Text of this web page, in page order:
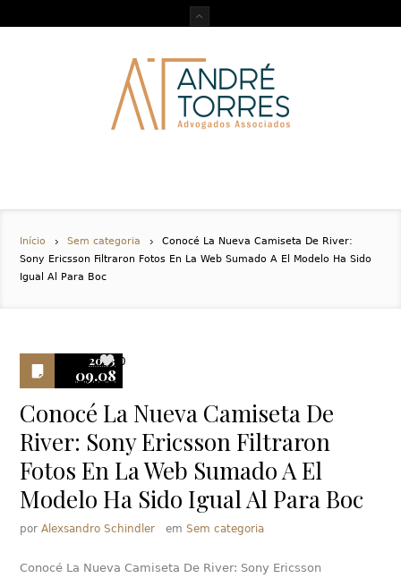
Início Sem categoria
Conocé La Nueva Camiseta De River:
Sony Ericsson Filtraron Fotos En La Web Sumado A El Modelo Ha Sido
Igual Al Para Boc
2023
09.08
0
Conocé La Nueva Camiseta De
River: Sony Ericsson Filtraron
Fotos En La Web Sumado A El
Modelo Ha Sido Igual Al Para Boc
porAlexsandro Schindler emSem categoria
Conocé La Nueva Camiseta De River: Sony Ericsson